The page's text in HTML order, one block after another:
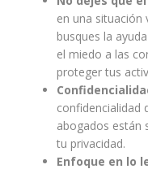
en una situación
busques la
el miedo a las
proteger tus
confidencialidad
abogados están
tu privacidad.
Enfoque en lo